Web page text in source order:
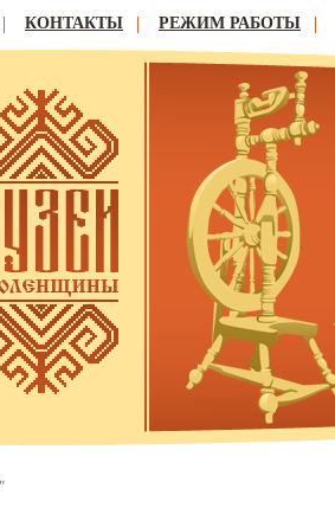
КОНТАКТЫ РЕЖИМ РАБОТЫ